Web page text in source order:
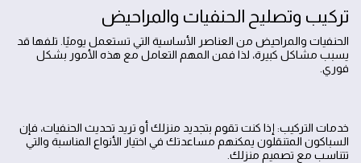
تركيب وتصليح الحنفيات والمراحيض
الحنفيات والمراحيض من العناصر الأساسية التي تستعمل يوميًا. تلفها قد
يسبب مشاكل كبيرة، لذا فمن المهم التعامل مع هذه الأمور بشكل
فوري.
خدمات التركيب: إذا كنت تقوم بتجديد منزلك أو تريد تحديث الحنفيات، فإن
السباكون المتنقلون يمكنهم مساعدتك في اختيار الأنواع المناسبة والتي
تتناسب مع تصميم منزلك.